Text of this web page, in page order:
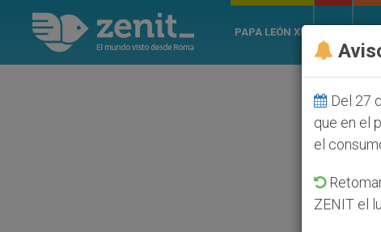
PAPA LEÓN XIV
Del 27
que en el
el
ZENIT el